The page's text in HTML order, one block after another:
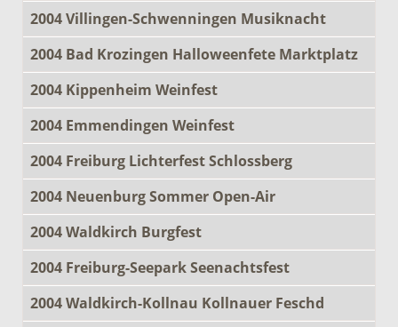
2004 Villingen-Schwenningen Musiknacht
2004 Bad Krozingen Halloweenfete Marktplatz
2004 Kippenheim Weinfest
2004 Emmendingen Weinfest
2004 Freiburg Lichterfest Schlossberg
2004 Neuenburg Sommer Open-Air
2004 Waldkirch Burgfest
2004 Freiburg-Seepark Seenachtsfest
2004 Waldkirch-Kollnau Kollnauer Feschd